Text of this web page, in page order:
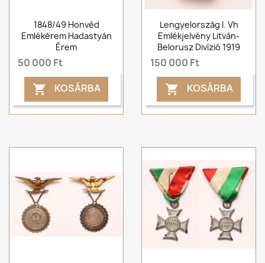
1848/49 Honvéd
Emlékérem Hadastyán
Érem
50 000 Ft
 KOSÁRBA
Lengyelország I. Vh
Emlékjelvény Litván-
Belorusz Divízió 1919
150 000 Ft
 KOSÁRBA